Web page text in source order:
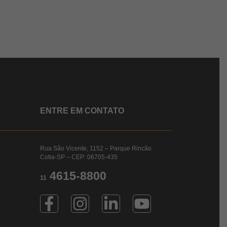
ENTRE EM CONTATO
Rua São Vicente, 1152 – Parque Rincão
Cotia-SP – CEP: 06705-435
11 4615-8800